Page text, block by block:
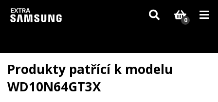
Vzhledem k aktuální situaci se může dodání dílů, které nejsou skladem,
zpozdit. Děkujeme za pochopení.
0
Produkty patřící k modelu
WD10N64GT3X